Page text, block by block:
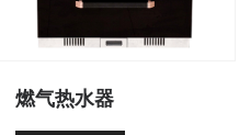
燃气热水器